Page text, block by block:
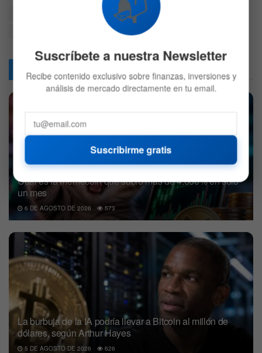
ciberataque Crosschain
Robo de fondos
Articulos Relacionados
Cuál es la memecoin que subió más de 4.000% en solo
un mes
6 DE AGOSTO DE 2026 573
La burbuja de la IA podría llevar a Bitcoin al millón de
dólares, según Arthur Hayes
5 DE AGOSTO DE 2026 626
Suscríbete a nuestra Newsletter
Recibe contenido exclusivo sobre finanzas, inversiones y
análisis de mercado directamente en tu email.
Suscribirme gratis